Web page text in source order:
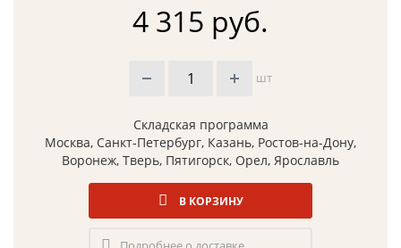
4 315 руб.
шт
Складская программа
Москва, Санкт-Петербург, Казань, Ростов-на-Дону,
Воронеж, Тверь, Пятигорск, Орел, Ярославль
В КОРЗИНУ